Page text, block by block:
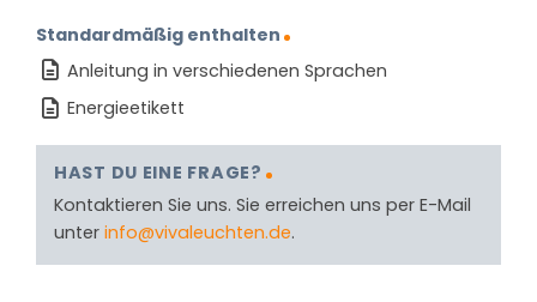
Standardmäßig enthalten
Anleitung in verschiedenen Sprachen
Energieetikett
HAST DU EINE FRAGE?
Kontaktieren Sie uns. Sie erreichen uns per E-Mail
unter info@vivaleuchten.de.